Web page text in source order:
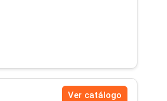
Ver catálogo